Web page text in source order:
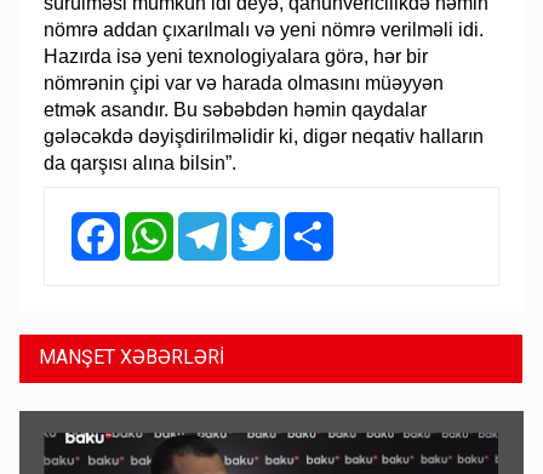
nömrə addan çıxarılmalı və yeni nömrə verilməli idi.
Hazırda isə yeni texnologiyalara görə, hər bir
nömrənin çipi var və harada olmasını müəyyən
etmək asandır. Bu səbəbdən həmin qaydalar
gələcəkdə dəyişdirilməlidir ki, digər neqativ halların
da qarşısı alına bilsin”.
FacebookWhatsAppTelegramTwitter
MANŞET XƏBƏRLƏRİ